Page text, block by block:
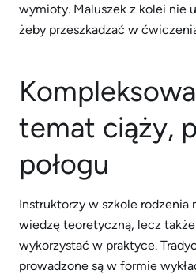
wymioty. Maluszek z kolei nie
żeby przeszkadzać w
temat ciąży,
połogu
Instruktorzy w szkole rodzenia
wiedzę teoretyczną, lecz
wykorzystać w praktyce.
prowadzone są w formie